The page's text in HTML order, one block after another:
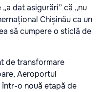
dat asigurări” că „nu
Chișinău ca un
să cumpere o sticlă de
de transformare
Aeroportul
o nouă etapă de